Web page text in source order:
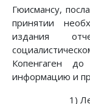
Гюисмансу,
принятии
издания
Копенгаген до
информацию и
1)